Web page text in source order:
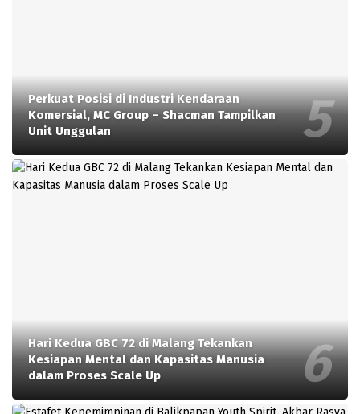
Perkuat Posisi di Industri Kendaraan
Komersial, MC Group – Shacman Tampilkan
Unit Unggulan
Hari Kedua GBC 72 di Malang Tekankan
Kesiapan Mental dan Kapasitas Manusia
dalam Proses Scale Up